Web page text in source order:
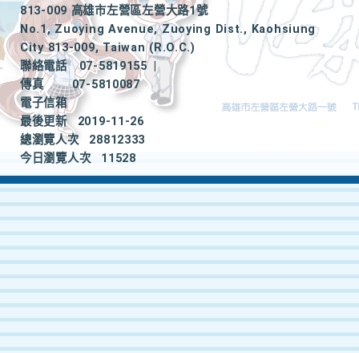
813-009 高雄市左營區左營大路1號
No.1, Zuoying Avenue, Zuoying Dist., Kaohsiung
City 813-009, Taiwan (R.O.C.)
聯絡電話
07-5819155
|
傳真
07-5810087
電子信箱
最後更新
2019-11-26
總瀏覽人次
28812333
今日瀏覽人次
11528